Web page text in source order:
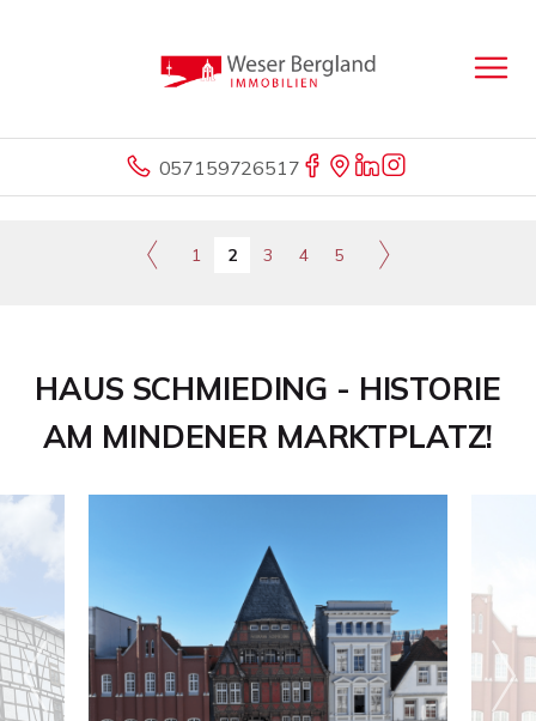
057159726517
1 2 3 4 5
HAUS SCHMIEDING - HISTORIE
AM MINDENER MARKTPLATZ!